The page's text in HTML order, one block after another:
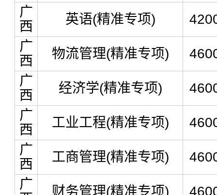
广
西
英语(精准专项)
广
西
物流管理(精准专项)
广
西
经济学(精准专项)
广
西
工业工程(精准专项)
广
西
工商管理(精准专项)
广
财务管理(精准专项)